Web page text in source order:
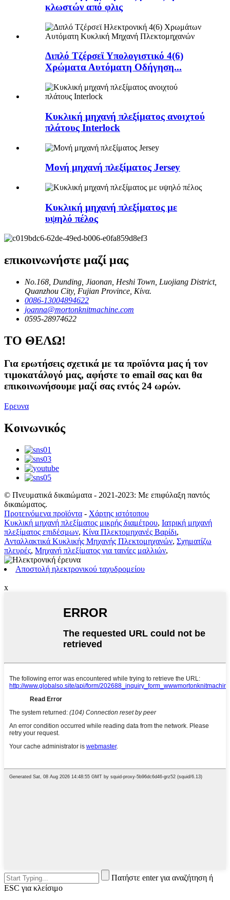
κλωστών από φλις
Διπλό Τζέρσεϊ Υπολογιστικό 4(6)
Χρώματα Αυτόματη Οδήγηση...
Κυκλική μηχανή πλεξίματος ανοιχτού
πλάτους Interlock
Μονή μηχανή πλεξίματος Jersey
Κυκλική μηχανή πλεξίματος με
υψηλό πέλος
επικοινωνήστε μαζί μας
No.168, Dunding, Jiaonan, Heshi Town, Luojiang District,
Quanzhou City, Fujian Province, Κίνα.
0086-13004894622
joanna@mortonknitmachine.com
0595-28974622
ΤΟ ΘΕΛΩ!
Για ερωτήσεις σχετικά με τα προϊόντα μας ή τον
τιμοκατάλογό μας, αφήστε το email σας και θα
επικοινωνήσουμε μαζί σας εντός 24 ωρών.
Ερευνα
Κοινωνικός
© Πνευματικά δικαιώματα - 2021-2023: Με επιφύλαξη παντός
δικαιώματος.
Προτεινόμενα προϊόντα - Χάρτης ιστότοπου
Κυκλική μηχανή πλεξίματος μικρής διαμέτρου, Ιατρική μηχανή
πλεξίματος επιδέσμων, Κίνα Πλεκτομηχανές Βαρίδι,
Ανταλλακτικά Κυκλικής Μηχανής Πλεκτομηχανών, Σχηματίζω
πλευρές, Μηχανή πλεξίματος για ταινίες μαλλιών,
Αποστολή ηλεκτρονικού ταχυδρομείου
x
Πατήστε enter για αναζήτηση ή
ESC για κλείσιμο